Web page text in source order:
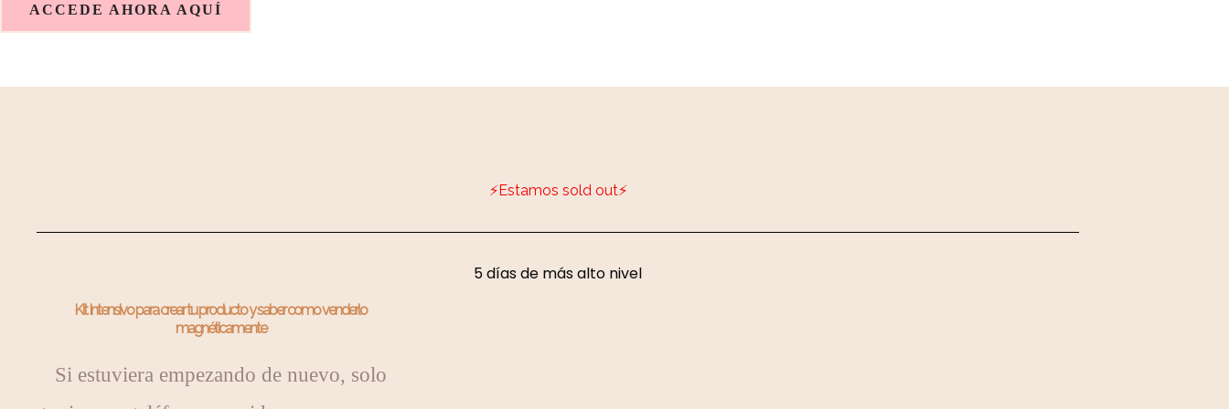
ACCEDE AHORA AQUÍ
⚡Estamos sold out⚡
5 días de más alto nivel
Kit Intensivo para crear tu producto y saber como venderlo
magnéticamente
Si estuviera empezando de nuevo, solo